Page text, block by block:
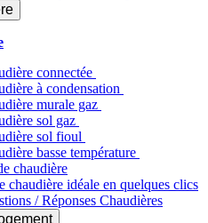
connectée
à condensation
murale gaz
sol gaz
sol fioul
basse température
chaudière
chaudière idéale en quelques clics
/ Réponses Chaudières